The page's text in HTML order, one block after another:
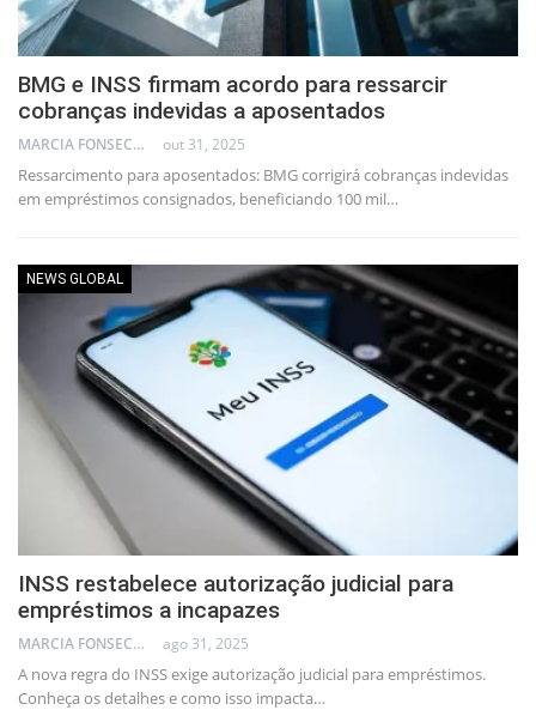
BMG e INSS firmam acordo para ressarcir
cobranças indevidas a aposentados
MARCIA FONSECA - FINANCIAL CONSULTANT out 31, 2025
Ressarcimento para aposentados: BMG corrigirá cobranças indevidas
em empréstimos consignados, beneficiando 100 mil…
NEWS GLOBAL
INSS restabelece autorização judicial para
empréstimos a incapazes
MARCIA FONSECA - FINANCIAL CONSULTANT ago 31, 2025
A nova regra do INSS exige autorização judicial para empréstimos.
Conheça os detalhes e como isso impacta…